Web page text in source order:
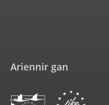
Ariennir gan